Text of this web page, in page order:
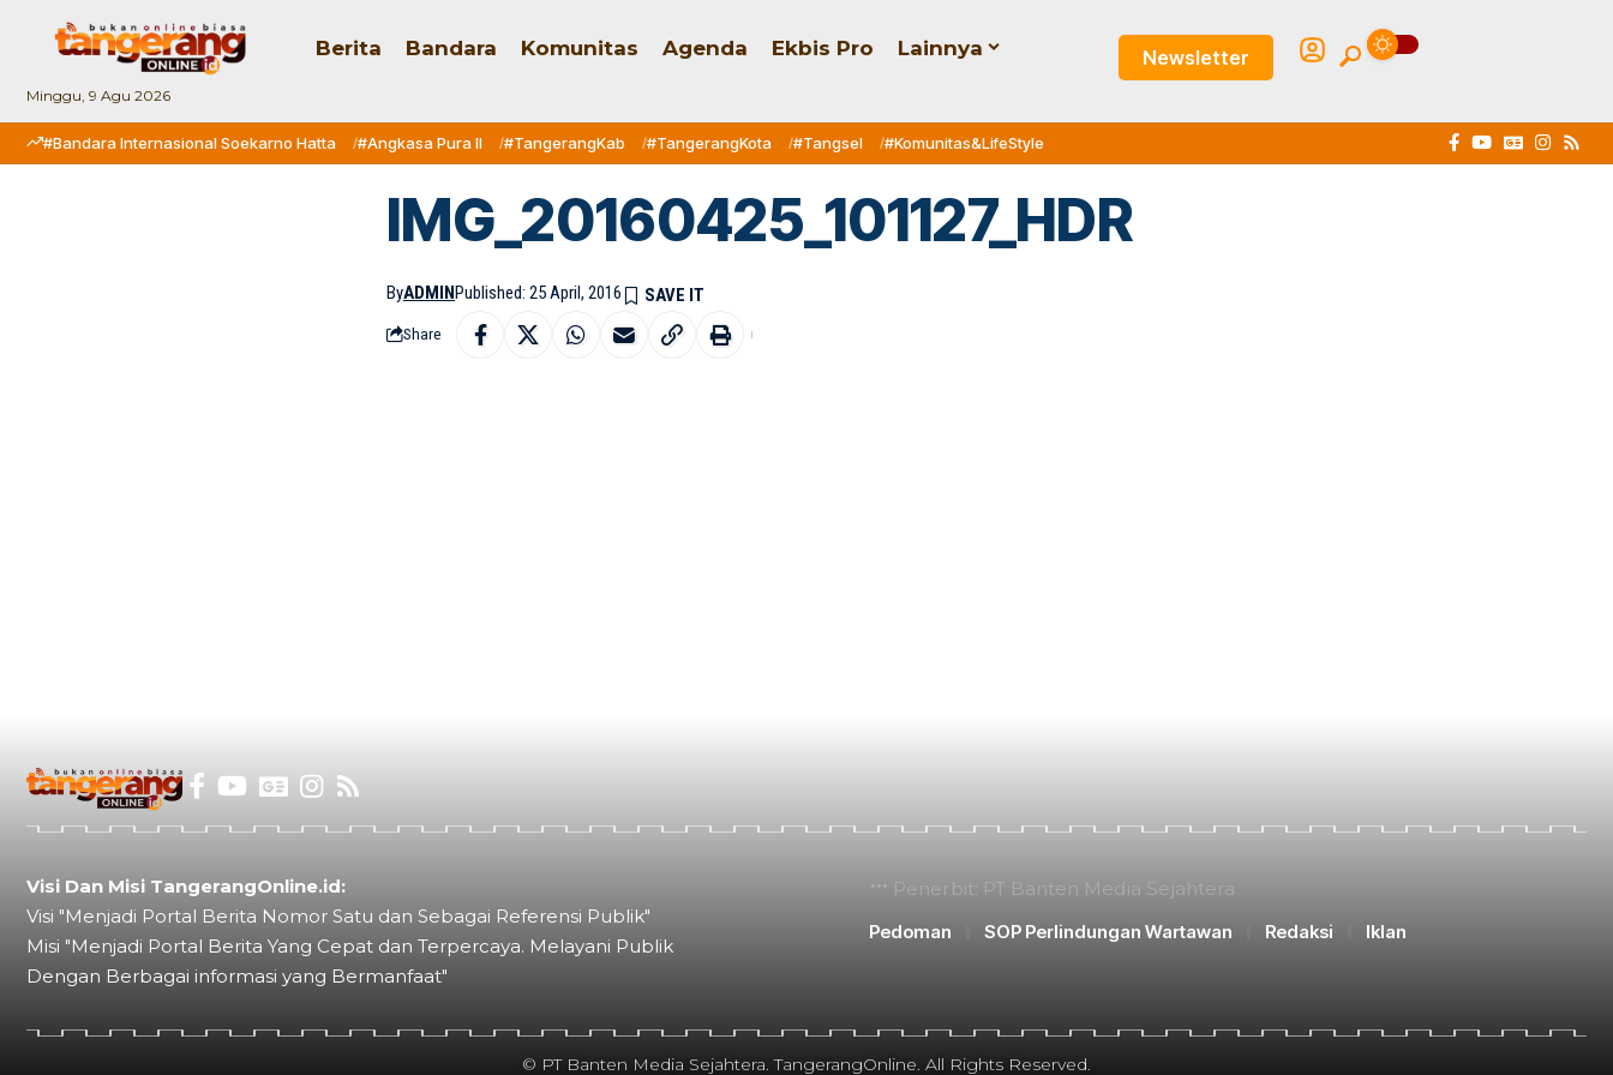
Minggu, 9 Agu 2026
Berita Bandara Komunitas Agenda Ekbis Pro Lainnya Newsletter
#Bandara Internasional Soekarno Hatta #Angkasa Pura II #TangerangKab #TangerangKota #Tangsel #Komunitas&LifeStyle
IMG_20160425_101127_HDR
ByADMINPublished: 25 April, 2016
Share
Visi Dan Misi TangerangOnline.id:
Visi "Menjadi Portal Berita Nomor Satu dan Sebagai Referensi Publik"
Misi "Menjadi Portal Berita Yang Cepat dan Terpercaya. Melayani Publik
Dengan Berbagai informasi yang Bermanfaat"
Penerbit: PT Banten Media Sejahtera
Pedoman
SOP Perlindungan Wartawan Redaksi Iklan
© PT Banten Media Sejahtera. TangerangOnline. All Rights Reserved.